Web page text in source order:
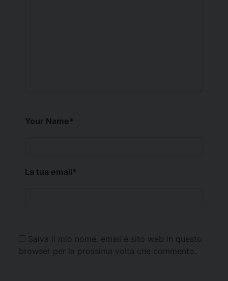
Your Name*
La tua email*
Salva il mio nome, email e sito web in questo
browser per la prossima volta che commento.